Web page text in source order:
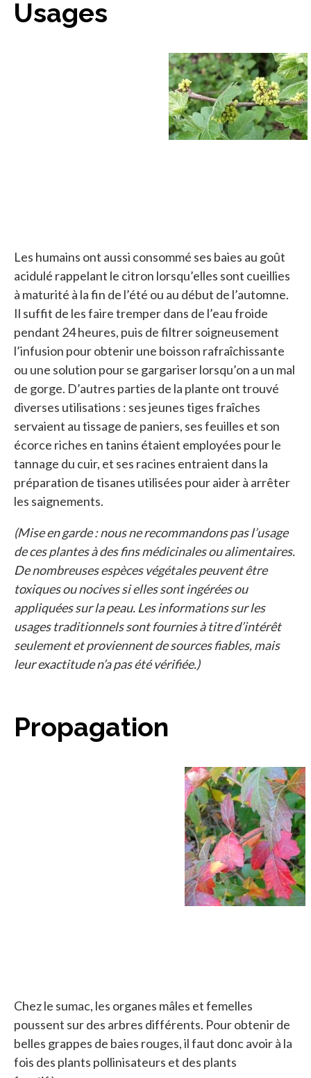
Usages
Les humains ont aussi consommé ses baies au goût
acidulé rappelant le citron lorsqu’elles sont cueillies
à maturité à la fin de l’été ou au début de l’automne.
Il suffit de les faire tremper dans de l’eau froide
pendant 24 heures, puis de filtrer soigneusement
l’infusion pour obtenir une boisson rafraîchissante
ou une solution pour se gargariser lorsqu’on a un mal
de gorge. D’autres parties de la plante ont trouvé
diverses utilisations : ses jeunes tiges fraîches
servaient au tissage de paniers, ses feuilles et son
écorce riches en tanins étaient employées pour le
tannage du cuir, et ses racines entraient dans la
préparation de tisanes utilisées pour aider à arrêter
les saignements.
(Mise en garde : nous ne recommandons pas l’usage
de ces plantes à des fins médicinales ou alimentaires.
De nombreuses espèces végétales peuvent être
toxiques ou nocives si elles sont ingérées ou
appliquées sur la peau. Les informations sur les
usages traditionnels sont fournies à titre d’intérêt
seulement et proviennent de sources fiables, mais
leur exactitude n’a pas été vérifiée.)
Propagation
Chez le sumac, les organes mâles et femelles
poussent sur des arbres différents. Pour obtenir de
belles grappes de baies rouges, il faut donc avoir à la
fois des plants pollinisateurs et des plants